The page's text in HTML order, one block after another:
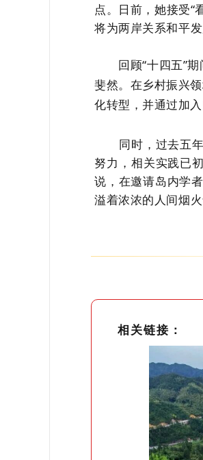
点。日前，她接受“
将为两岸关系和平
回顾“十四五”期
斐然。在乡村振兴
化转型，并通过加
同时， 过去五
努力，相关实践已初
说，在邀请岛内学
溢着浓浓的人间烟火
相关链接：